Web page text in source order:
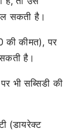
सकती है।
की कीमत), पर
है।
भी सब्सिडी की
(डायरेक्ट